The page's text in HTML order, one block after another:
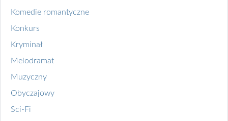
Komedie romantyczne
Konkurs
Kryminał
Melodramat
Muzyczny
Obyczajowy
Sci-Fi